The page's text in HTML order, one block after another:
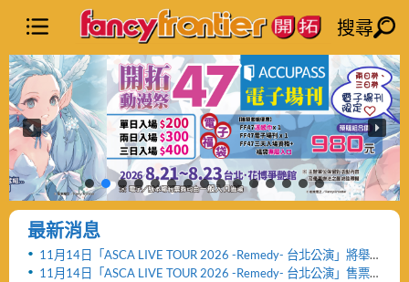
搜尋
最新消息
11月14日「ASCA LIVE TOUR 2026 -Remedy- 台北公演」將舉
辦「FF47迷你演唱會」與「致贈小禮物活動」
11月14日「ASCA LIVE TOUR 2026 -Remedy- 台北公演」售票